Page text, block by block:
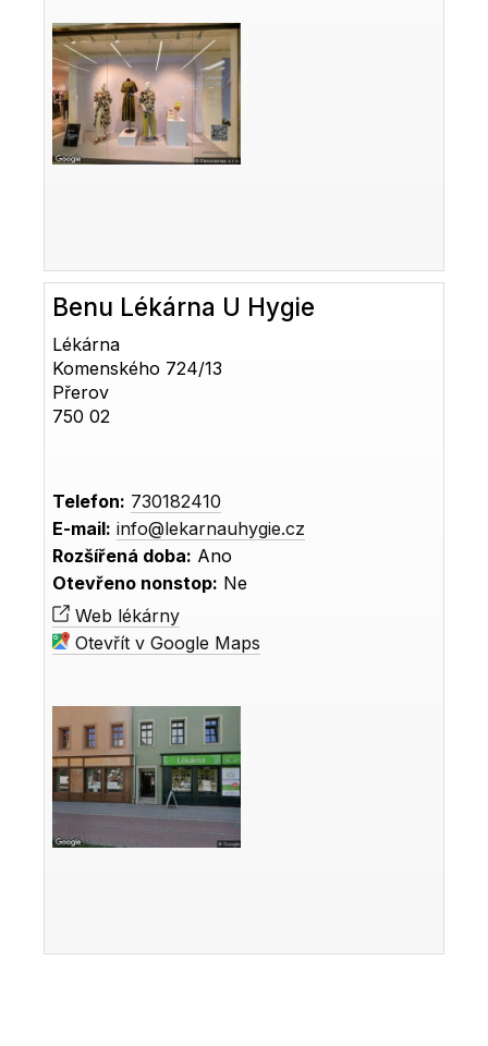
Benu Lékárna U Hygie
Lékárna
Komenského 724/13
Přerov
750 02
Telefon: 730182410
E-mail: info@lekarnauhygie.cz
Rozšířená doba: Ano
Otevřeno nonstop: Ne
Web lékárny
Otevřít v Google Maps